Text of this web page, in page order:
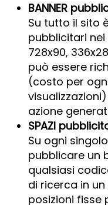
BANNER
Su tutto il sito
pubblicitari
728x90,
può essere
(costo per
azione
SPAZI
Su ogni
pubblicare un
qualsiasi
di ricerca in
posizioni fisse